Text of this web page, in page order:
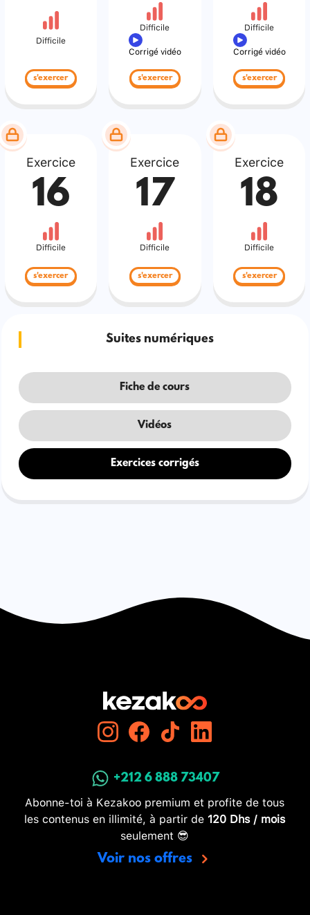
Difficile
s'exercer
Difficile
Corrigé vidéo
s'exercer
Difficile
Corrigé vidéo
s'exercer
Exercice
16
Difficile
s'exercer
Exercice
17
Difficile
s'exercer
Exercice
18
Difficile
s'exercer
Suites numériques
Fiche de cours
Vidéos
Exercices corrigés
+212 6 888 73407
Abonne-toi à Kezakoo premium et profite de tous
les contenus en illimité, à partir de 120 Dhs / mois
seulement 😎
Voir nos offres